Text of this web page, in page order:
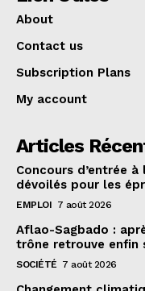
About
Contact us
Subscription Plans
My account
Articles
Concours d’entrée à
dévoilés pour les
EMPLOI 7 août 2026
Aflao-Sagbado :
trône retrouve enfin
SOCIÉTÉ 7 août 2026